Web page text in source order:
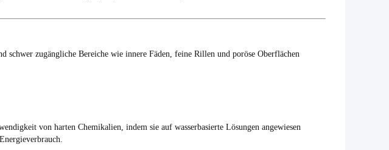
schwer zugängliche Bereiche wie innere Fäden, feine Rillen und poröse Oberflächen
von harten Chemikalien, indem sie auf wasserbasierte Lösungen angewiesen